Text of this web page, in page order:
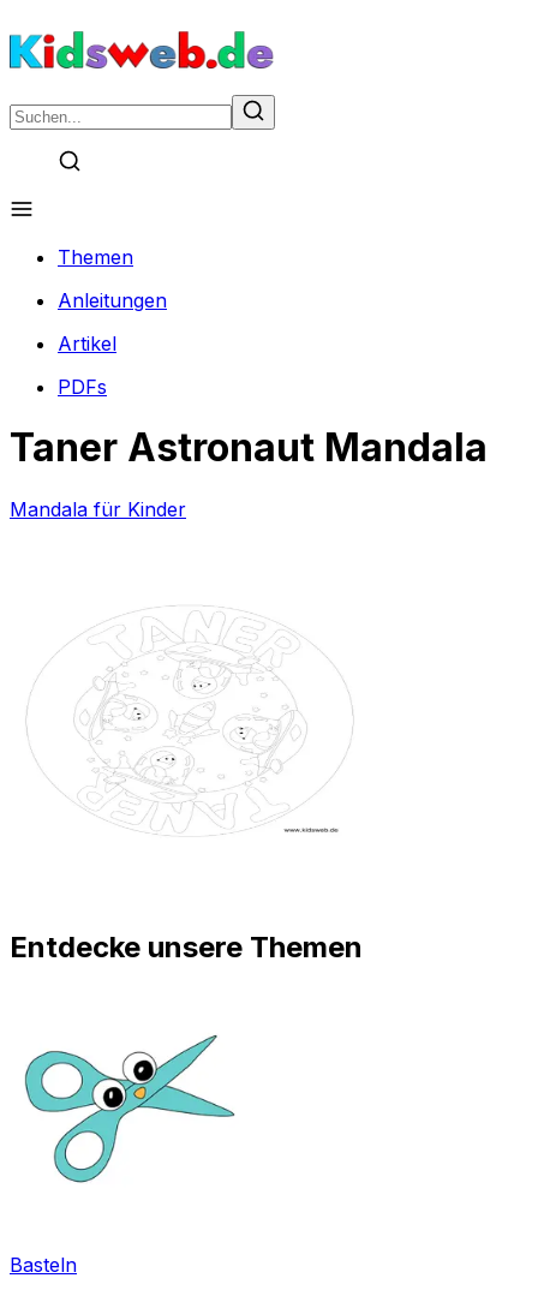
Themen
Anleitungen
Artikel
PDFs
Taner Astronaut Mandala
Mandala für Kinder
Entdecke unsere Themen
Basteln